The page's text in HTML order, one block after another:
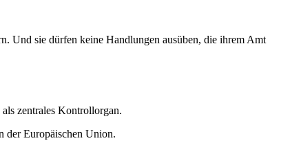
Und sie dürfen keine Handlungen ausüben, die ihrem Amt
zentrales Kontrollorgan.
der Europäischen Union.